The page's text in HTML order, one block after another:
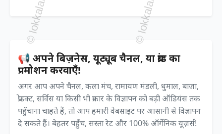
📢 अपने बिज़नेस, यूट्यूब चैनल, या ब्रांड का
प्रमोशन करवाएँ!
अगर आप अपने चैनल, कला मंच, रामायण मंडली, धुमाल, बाजा,
प्रोडक्ट, सर्विस या किसी भी प्रकार के विज्ञापन को बड़ी ऑडियंस तक
पहुँचाना चाहते हैं, तो आप हमारी वेबसाइट पर आसानी से विज्ञापन
दे सकते हैं। बेहतर पहुँच, सस्ता रेट और 100% ऑर्गेनिक यूज़र्स!